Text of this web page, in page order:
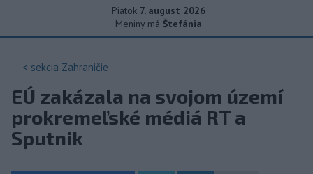
Piatok 7. august 2026
Meniny má Štefánia
< sekcia Zahraničie
EÚ zakázala na svojom území
prokremeľské médiá RT a
Sputnik